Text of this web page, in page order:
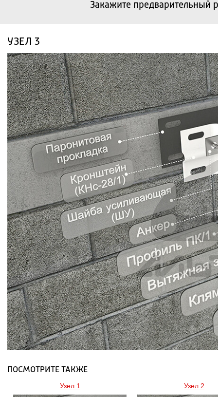
Закажите предварительный
УЗЕЛ 3
ПОСМОТРИТЕ ТАКЖЕ
Узел 1 Узел 2